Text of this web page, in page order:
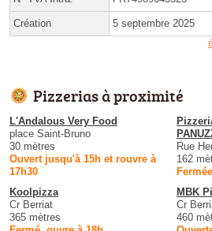
Création 5 septembre 2025
Pizzerias à proximité
L'Andalous Very Food
place Saint-Bruno
30 mètres
Ouvert jusqu'à 15h et rouvre à
17h30
Rue
162
Koolpizza
Cr Berriat
365 mètres
MBK
Cr
460